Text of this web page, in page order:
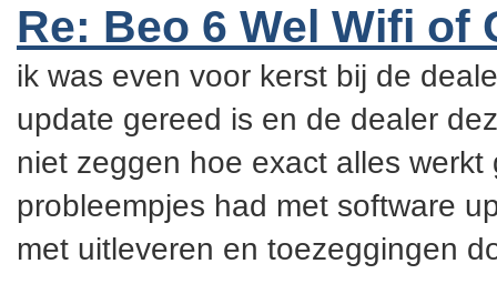
Re: Beo 6 Wel Wifi of
ik was even voor kerst bij de
update gereed is en de dealer
niet zeggen hoe exact alles
probleempjes had met software
met uitleveren en toezeggingen